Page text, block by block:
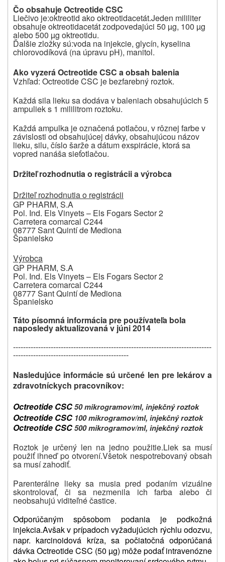
Čo obsahuje Octreotide CSC
Liečivo je:oktreotid ako oktreotidacetát.Jeden mililiter
obsahuje oktreotidacetát zodpovedajúci 50 µg, 100 µg
alebo 500 µg oktreotidu.
Ďalšie zložky sú:voda na injekcie, glycín, kyselina
chlorovodíková (na úpravu pH), manitol.
Ako vyzerá Octreotide CSC a obsah balenia
Vzhľad: Octreotide CSC je bezfarebný roztok.
Každá sila lieku sa dodáva v baleniach obsahujúcich 5
ampuliek s 1 mililitrom roztoku.
Každá ampulka je označená potlačou, v rôznej farbe v
závislosti od obsahujúcej dávky, obsahujúcou názov
lieku, silu, číslo šarže a dátum exspirácie, ktorá sa
vopred nanáša sieťotlačou.
Držiteľ rozhodnutia o registrácii a výrobca
Držiteľ rozhodnutia o registrácii
GP PHARM, S.A
Pol. Ind. Els Vinyets – Els Fogars Sector 2
Carretera comarcal C244
08777 Sant Quintí de Mediona
Španielsko
Výrobca
GP PHARM, S.A
Pol. Ind. Els Vinyets – Els Fogars Sector 2
Carretera comarcal C244
08777 Sant Quintí de Mediona
Španielsko
Táto písomná informácia pre používateľa bola
naposledy aktualizovanáv júni 2014
-------------------------------------------------------------------------------
----------------------------------------------
Nasledujúce informácie sú určené len pre lekárov a
zdravotníckych pracovníkov:
Octreotide CSC50 mikrogramov/ml, injekčný roztok
Octreotide CSC 100 mikrogramov/ml, injekčný roztok
Octreotide CSC500 mikrogramov/ml, injekčný roztok
Roztok je určený len na jedno použitie.Liek sa musí
použiť ihneď po otvorení.Všetok nespotrebovaný obsah
sa musí zahodiť.
Parenterálne lieky sa musia pred podaním vizuálne
skontrolovať, či sa nezmenila ich farba alebo či
neobsahujú viditeľné častice.
Odporúčaným spôsobom podania je podkožná
injekcia.Avšak v prípadoch vyžadujúcich rýchlu odozvu,
napr. karcinoidová kríza, sa počiatočná odporúčaná
dávka Octreotide CSC (50 µg) môže podať intravenózne